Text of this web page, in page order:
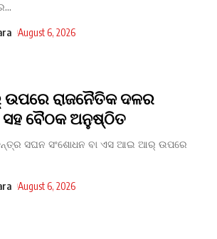
…
August 6, 2026
ରାଜନୈତିକ ଦଳର
ବୈଠକ ଅନୁଷ୍ଠିତ
ସଘନ ସଂଶୋଧନ ବା ଏସ ଆଇ ଆର୍ ଉପରେ
August 6, 2026